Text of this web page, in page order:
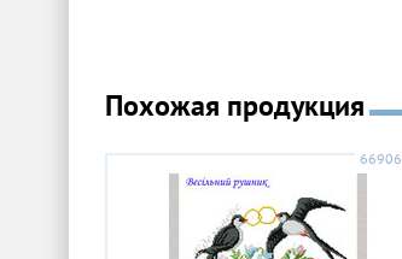
Похожая продукция
66906